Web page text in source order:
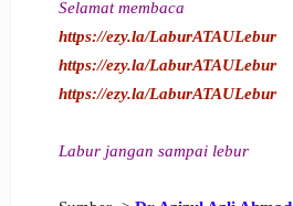
Selamat membaca
https://ezy.la/LaburATAULebur
https://ezy.la/LaburATAULebur
https://ezy.la/LaburATAULebur
Labur jangan sampai lebur